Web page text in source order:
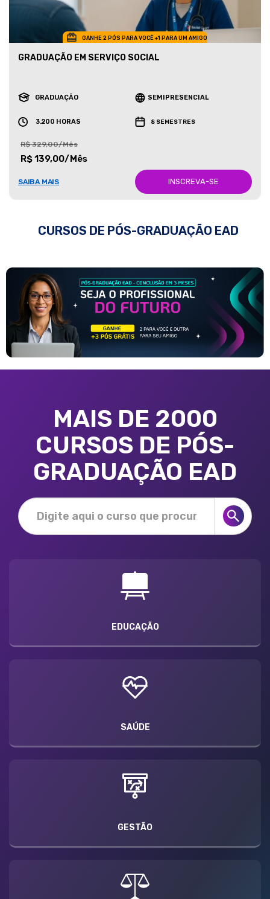
GANHE 2 PÓS PARA VOCÊ +1 PARA UM AMIGO
GRADUAÇÃO EM SERVIÇO SOCIAL
GRADUAÇÃO SEMIPRESENCIAL
3.200 HORAS 8 SEMESTRES
R$ 329,00/Mês
R$ 139,00/Mês
SAIBA MAIS INSCREVA-SE
CURSOS DE PÓS-GRADUAÇÃO EAD
MAIS DE 2000
CURSOS DE PÓS-
GRADUAÇÃO EAD
EDUCAÇÃO
SAÚDE
GESTÃO